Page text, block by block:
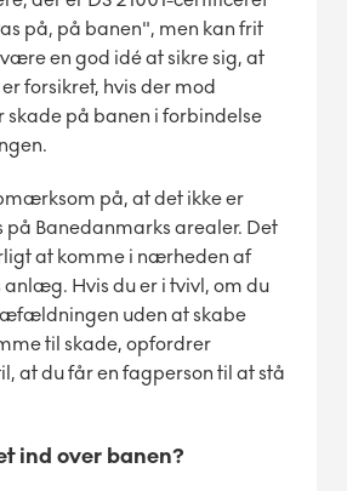
på, på banen", men kan frit
en god idé at sikre sig, at
forsikret, hvis der mod
skade på banen i forbindelse
på, at det ikke er
Banedanmarks arealer. Det
at komme i nærheden af
Hvis du er i tvivl, om du
uden at skabe
til skade, opfordrer
at du får en fagperson til at stå
ind over banen?